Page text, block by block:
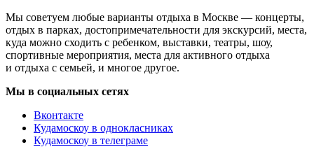
Мы советуем любые варианты отдыха в Москве — концерты,
отдых в парках, достопримечательности для экскурсий, места,
куда можно сходить с ребенком, выставки, театры, шоу,
спортивные мероприятия, места для активного отдыха
и отдыха с семьей, и многое другое.
Мы в социальных сетях
Вконтакте
Кудамоскоу в однокласниках
Кудамоскоу в телеграме